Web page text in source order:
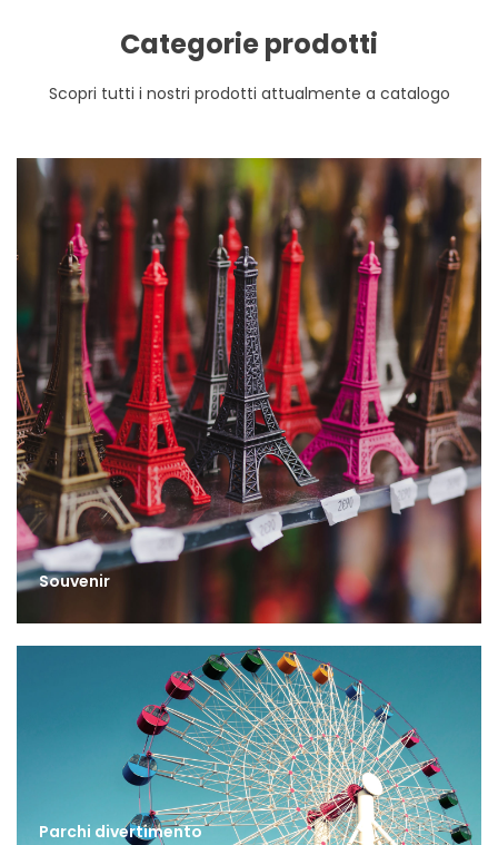
Categorie prodotti
Scopri tutti i nostri prodotti attualmente a catalogo
Souvenir
Parchi divertimento